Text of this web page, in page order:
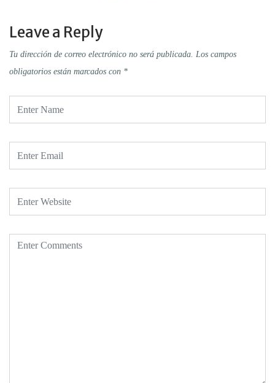
Leave a Reply
Tu dirección de correo electrónico no será publicada. Los campos
obligatorios están marcados con *